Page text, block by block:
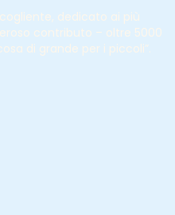
dedicato ai più
contributo – oltre 5000
di grande per i piccoli”.